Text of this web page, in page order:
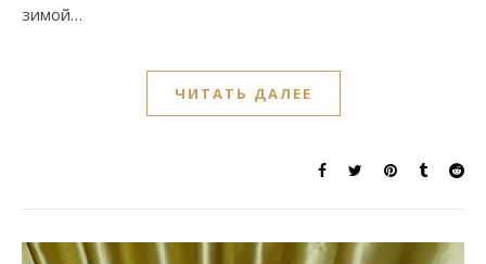
зимой…
ЧИТАТЬ ДАЛЕЕ